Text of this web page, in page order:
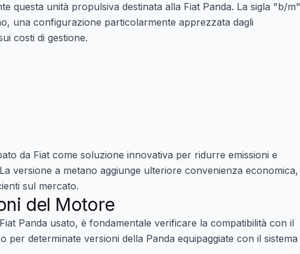
questa unità propulsiva destinata alla Fiat Panda. La sigla "b/m"
una configurazione particolarmente apprezzata dagli
costi di gestione.
da Fiat come soluzione innovativa per ridurre emissioni e
versione a metano aggiunge ulteriore convenienza economica,
sul mercato.
del Motore
Panda usato, è fondamentale verificare la compatibilità con il
determinate versioni della Panda equipaggiate con il sistema